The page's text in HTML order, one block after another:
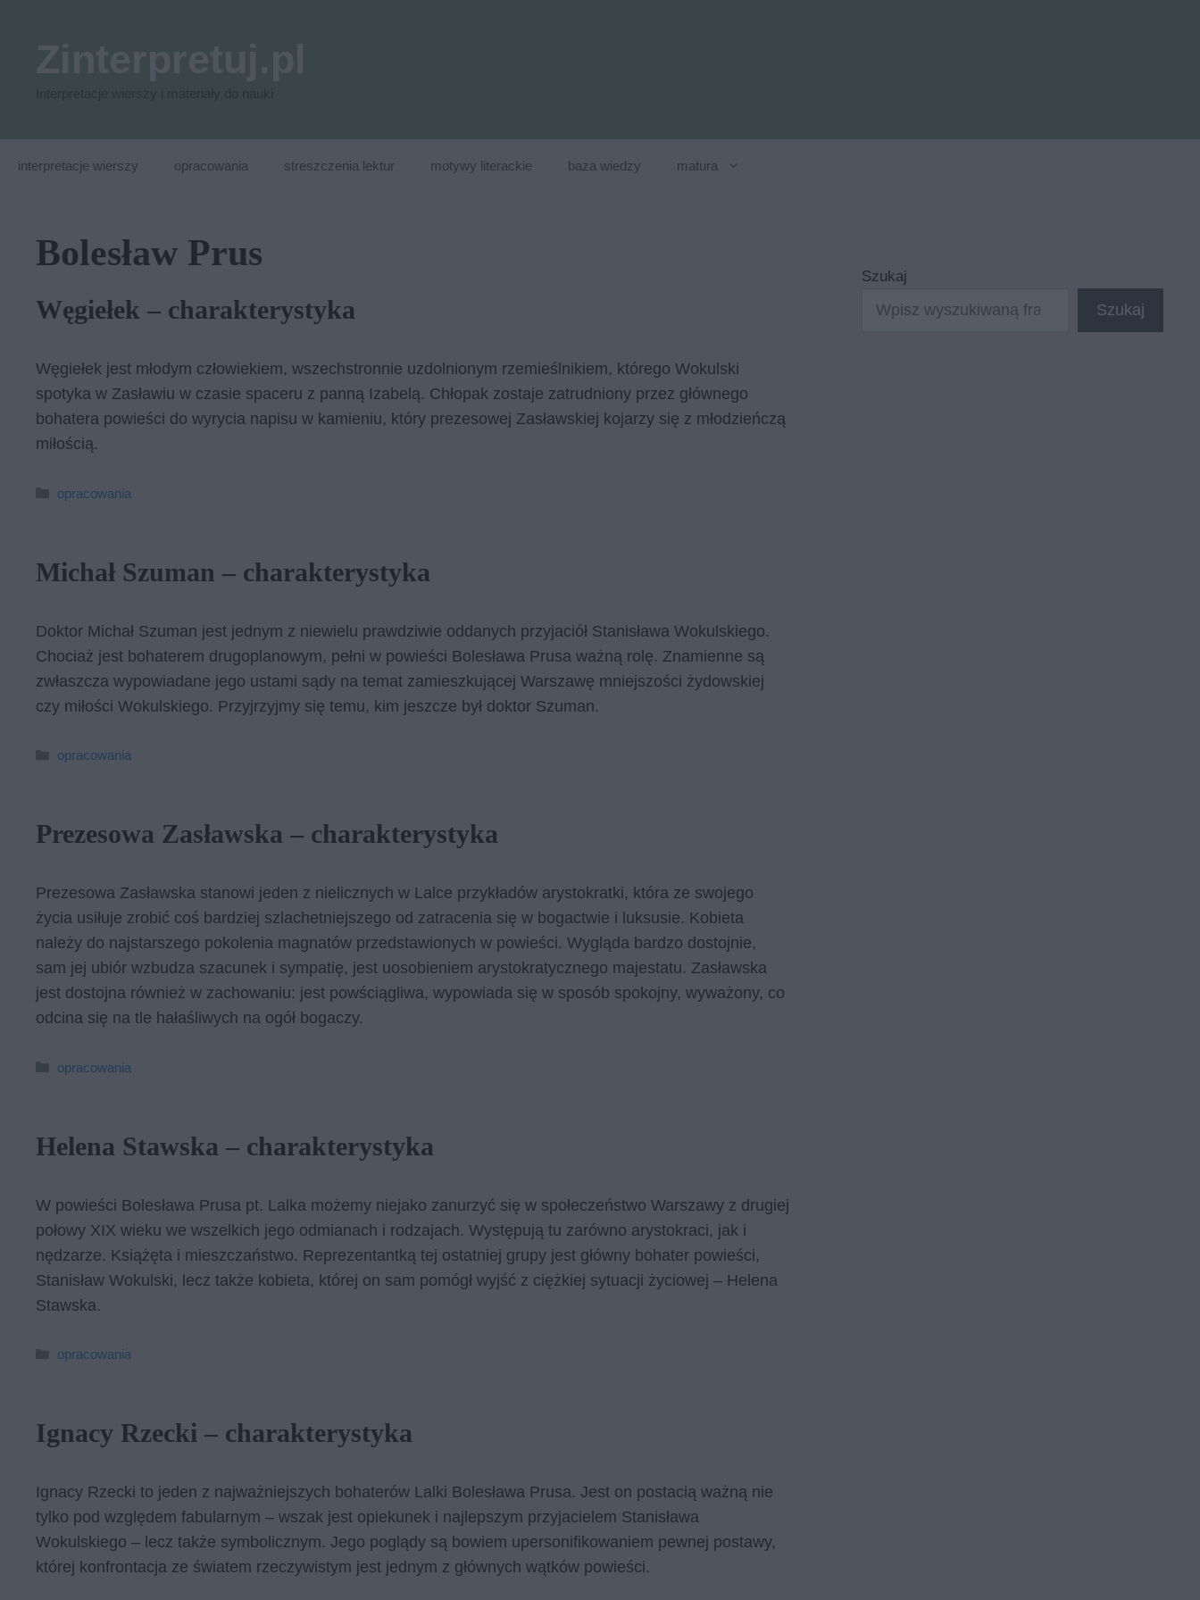
interpretacje wierszy opracowania streszczenia lektur motywy literackie baza wiedzy matura
Bolesław Prus
Węgiełek – charakterystyka
Węgiełek jest młodym człowiekiem, wszechstronnie uzdolnionym rzemieślnikiem, którego Wokulski
spotyka w Zasławiu w czasie spaceru z panną Izabelą. Chłopak zostaje zatrudniony przez głównego
bohatera powieści do wyrycia napisu w kamieniu, który prezesowej Zasławskiej kojarzy się z młodzieńczą
miłością.
Kategorie
opracowania
Michał Szuman – charakterystyka
Doktor Michał Szuman jest jednym z niewielu prawdziwie oddanych przyjaciół Stanisława Wokulskiego.
Chociaż jest bohaterem drugoplanowym, pełni w powieści Bolesława Prusa ważną rolę. Znamienne są
zwłaszcza wypowiadane jego ustami sądy na temat zamieszkującej Warszawę mniejszości żydowskiej
czy miłości Wokulskiego. Przyjrzyjmy się temu, kim jeszcze był doktor Szuman.
Kategorie
opracowania
Prezesowa Zasławska – charakterystyka
Prezesowa Zasławska stanowi jeden z nielicznych w Lalce przykładów arystokratki, która ze swojego
życia usiłuje zrobić coś bardziej szlachetniejszego od zatracenia się w bogactwie i luksusie. Kobieta
należy do najstarszego pokolenia magnatów przedstawionych w powieści. Wygląda bardzo dostojnie,
sam jej ubiór wzbudza szacunek i sympatię, jest uosobieniem arystokratycznego majestatu. Zasławska
jest dostojna również w zachowaniu: jest powściągliwa, wypowiada się w sposób spokojny, wyważony, co
odcina się na tle hałaśliwych na ogół bogaczy.
Kategorie
opracowania
Helena Stawska – charakterystyka
W powieści Bolesława Prusa pt. Lalka możemy niejako zanurzyć się w społeczeństwo Warszawy z drugiej
połowy XIX wieku we wszelkich jego odmianach i rodzajach. Występują tu zarówno arystokraci, jak i
nędzarze. Książęta i mieszczaństwo. Reprezentantką tej ostatniej grupy jest główny bohater powieści,
Stanisław Wokulski, lecz także kobieta, której on sam pomógł wyjść z ciężkiej sytuacji życiowej – Helena
Stawska.
Kategorie
opracowania
Ignacy Rzecki – charakterystyka
Ignacy Rzecki to jeden z najważniejszych bohaterów Lalki Bolesława Prusa. Jest on postacią ważną nie
tylko pod względem fabularnym – wszak jest opiekunek i najlepszym przyjacielem Stanisława
Wokulskiego – lecz także symbolicznym. Jego poglądy są bowiem upersonifikowaniem pewnej postawy,
której konfrontacja ze światem rzeczywistym jest jednym z głównych wątków powieści.
Szukaj
Szukaj